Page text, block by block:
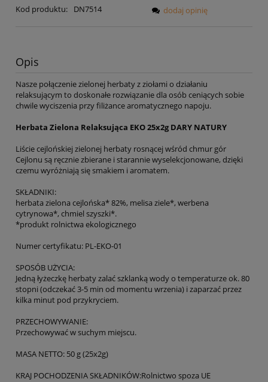
Kod produktu:
DN7514
dodaj opinię
Opis
Nasze połączenie zielonej herbaty z ziołami o działaniu
relaksującym to doskonałe rozwiązanie dla osób ceniących sobie
chwile wyciszenia przy filiżance aromatycznego napoju.
Herbata Zielona Relaksująca EKO 25x2g DARY NATURY
Liście cejlońskiej zielonej herbaty rosnącej wśród chmur gór
Cejlonu są ręcznie zbierane i starannie wyselekcjonowane, dzięki
czemu wyróżniają się smakiem i aromatem.
SKŁADNIKI:
herbata zielona cejlońska* 82%, melisa ziele*, werbena
cytrynowa*, chmiel szyszki*.
*produkt rolnictwa ekologicznego
Numer certyfikatu: PL-EKO-01
SPOSÓB UŻYCIA:
Jedną łyżeczkę herbaty zalać szklanką wody o temperaturze ok. 80
stopni (odczekać 3-5 min od momentu wrzenia) i zaparzać przez
kilka minut pod przykryciem.
PRZECHOWYWANIE:
Przechowywać w suchym miejscu.
MASA NETTO: 50 g (25x2g)
KRAJ POCHODZENIA SKŁADNIKÓW:Rolnictwo spoza UE